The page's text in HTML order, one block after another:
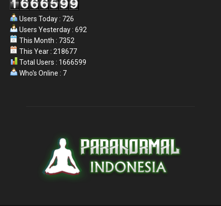
Users Today : 726
Users Yesterday : 692
This Month : 7352
This Year : 218677
Total Users : 1666599
Who's Online : 7